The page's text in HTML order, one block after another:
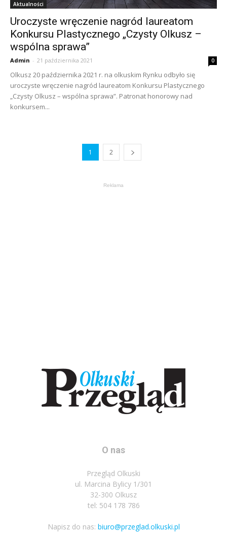
Aktualności
Uroczyste wręczenie nagród laureatom
Konkursu Plastycznego „Czysty Olkusz –
wspólna sprawa”
Admin - 21 października 2021 0
Olkusz 20 października 2021 r. na olkuskim Rynku odbyło się
uroczyste wręczenie nagród laureatom Konkursu Plastycznego
„Czysty Olkusz – wspólna sprawa”. Patronat honorowy nad
konkursem...
1 2
Reklama
O nas
Przegląd Olkuski
ul. Marcina Bylicy 1/301
32-300 Olkusz
tel: 504 178 786
Napisz do nas: biuro@przeglad.olkuski.pl